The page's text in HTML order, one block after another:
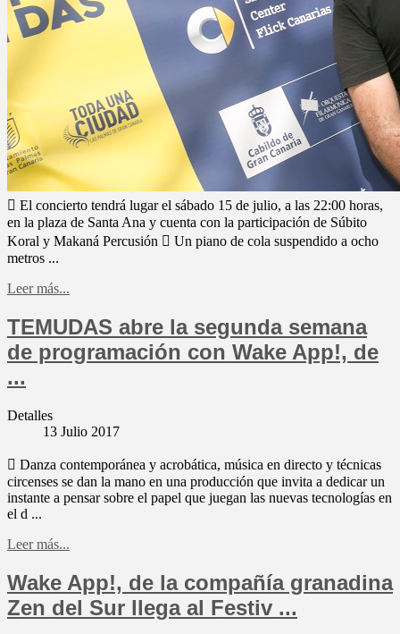
 El concierto tendrá lugar el sábado 15 de julio, a las 22:00 horas,
en la plaza de Santa Ana y cuenta con la participación de Súbito
Koral y Makaná Percusión  Un piano de cola suspendido a ocho
metros ...
Leer más...
TEMUDAS abre la segunda semana
de programación con Wake App!, de
...
Detalles
13 Julio 2017
 Danza contemporánea y acrobática, música en directo y técnicas
circenses se dan la mano en una producción que invita a dedicar un
instante a pensar sobre el papel que juegan las nuevas tecnologías en
el d ...
Leer más...
Wake App!, de la compañía granadina
Zen del Sur llega al Festiv ...